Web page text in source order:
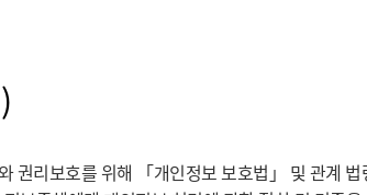
권리보호를 위해 「개인정보 보호법」 및 관계